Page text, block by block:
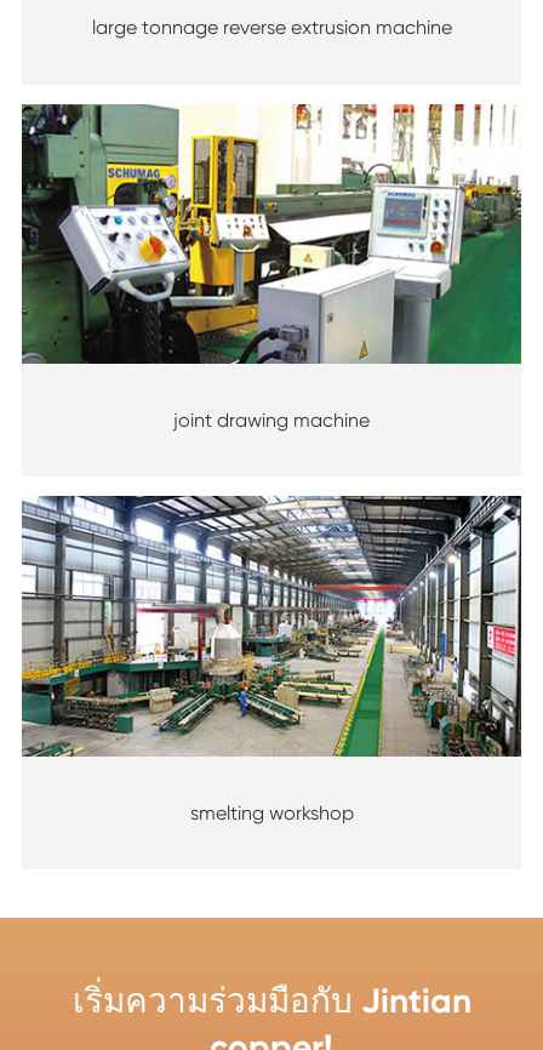
large tonnage reverse extrusion machine
joint drawing machine
smelting workshop
เริ่มความร่วมมือกับ Jintian